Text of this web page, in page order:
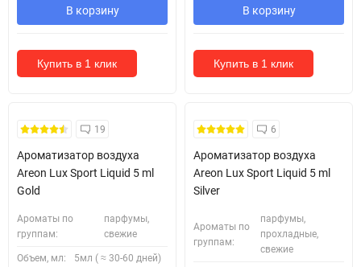
В корзину
Купить в 1 клик
В корзину
Купить в 1 клик
19
Ароматизатор воздуха
Areon Lux Sport Liquid 5 ml
Gold
Ароматы по
группам:
парфумы,
свежие
Объем, мл: 5мл ( ≈ 30-60 дней)
6
Ароматизатор воздуха
Areon Lux Sport Liquid 5 ml
Silver
Ароматы по
группам:
парфумы,
прохладные,
свежие